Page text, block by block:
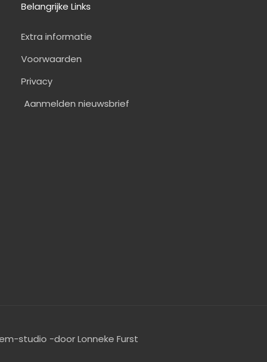
Belangrijke Links
Extra informatie
Voorwaarden
Privacy
Aanmelden nieuwsbrief
studio -door Lonneke Furst